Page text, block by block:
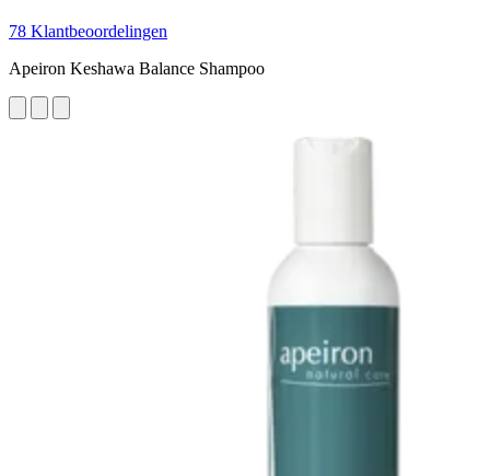
78 Klantbeoordelingen
Apeiron Keshawa Balance Shampoo